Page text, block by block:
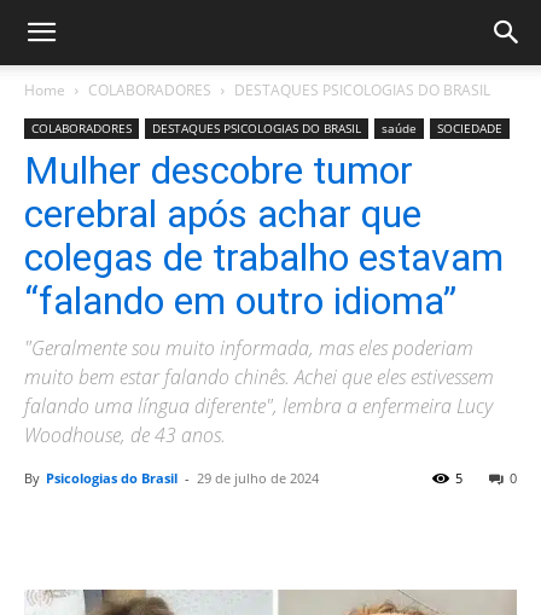
Home COLABORADORES DESTAQUES PSICOLOGIAS DO BRASIL
COLABORADORES DESTAQUES PSICOLOGIAS DO BRASIL saúde SOCIEDADE
Mulher descobre tumor
cerebral após achar que
colegas de trabalho estavam
“falando em outro idioma”
"Geralmente sou muito informada, mas eles poderiam
muito bem estar falando chinês. Achei que eles estivessem
falando uma língua diferente", lembra a enfermeira Lucy
Woodhouse, de 43 anos.
By Psicologias do Brasil - 29 de julho de 2024 0
5